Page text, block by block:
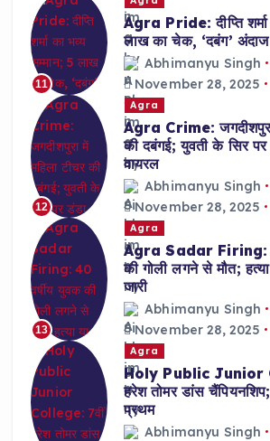
11
Agra Pride: दीप्ति
लाख का चेक, ‘दबंग’ अंदाज
Abhimanyu Singh
November 28, 2025
12
Agra
Agra Crime:
की दबंगई; युवती के सिर पर
वायरल
Abhimanyu Singh
November 28, 2025
13
Agra
Agra Sadar Firing:
की गोली लगने से मौत;
जारी
Abhimanyu Singh
November 28, 2025
Agra
Holy Public Junior
हरेश तोमर डांस
प्रथम
Abhimanyu Singh